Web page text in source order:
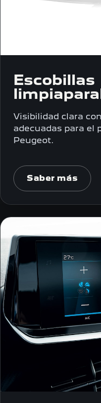
Escobillas
Visibilidad clara
adecuadas para el
Peugeot.
Saber más